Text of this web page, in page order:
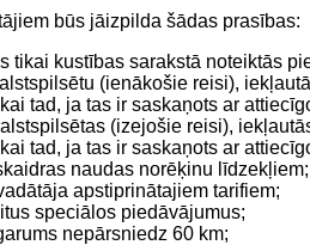
būs jāizpilda šādas prasības:
tikai kustības sarakstā noteiktās
(ienākošie reisi),
tad, ja tas ir saskaņots ar
(izejošie reisi),
tad, ja tas ir saskaņots ar
naudas norēķinu līdzekļiem;
apstiprinātajiem tarifiem;
speciālos piedāvājumus;
nepārsniedz 60 km;